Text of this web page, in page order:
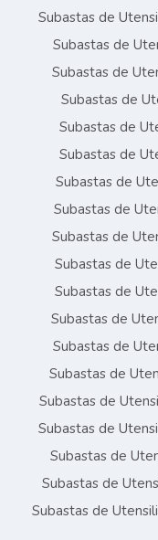
Subastas de
Subastas de
Subastas de
Subastas de
Subastas de
Subastas de
Subastas de
Subastas de
Subastas de
Subastas de
Subastas de
Subastas de
Subastas de
Subastas de
Subastas de
Subastas de
Subastas de
Subastas de
Subastas de